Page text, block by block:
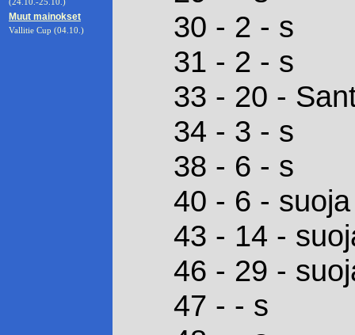
Muut mainokset
Vallitie Cup (04.10.)
30 - 2 - s
31 - 2 - s
33 - 20 -
34 - 3 - s
38 - 6 - s
40 - 6 - suoja
43 - 14 -
46 - 29 -
47 - - s